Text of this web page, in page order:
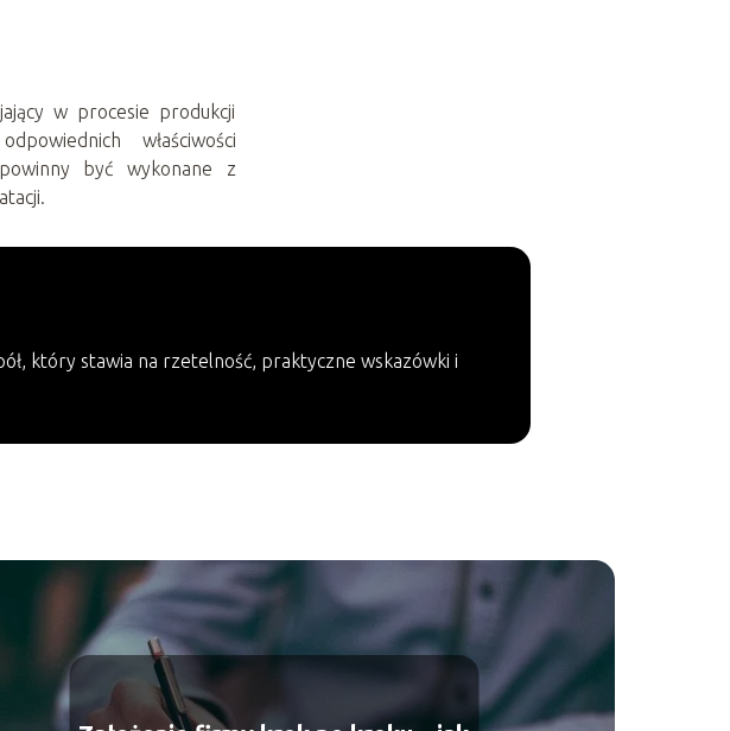
w procesie produkcji
właściwości
być wykonane z
który stawia na rzetelność, praktyczne wskazówki i